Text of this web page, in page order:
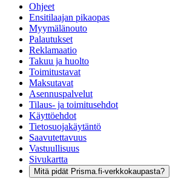
Ohjeet
Ensitilaajan pikaopas
Myymälänouto
Palautukset
Reklamaatio
Takuu ja huolto
Toimitustavat
Maksutavat
Asennuspalvelut
Tilaus- ja toimitusehdot
Käyttöehdot
Tietosuojakäytäntö
Saavutettavuus
Vastuullisuus
Sivukartta
Mitä pidät Prisma.fi-verkkokaupasta?